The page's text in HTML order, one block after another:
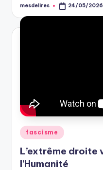
Posted
mesdelires 24/05/2026
Posted
in
fascisme
L’extrême
l’Humanité